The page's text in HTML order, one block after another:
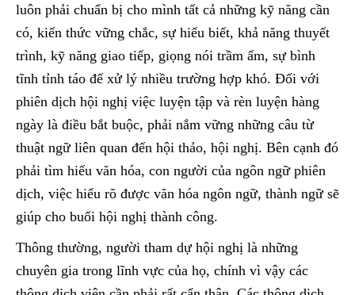
luôn phải chuẩn bị cho mình tất cả những kỹ năng cần
có, kiến thức vững chắc, sự hiểu biết, khả năng thuyết
trình, kỹ năng giao tiếp, giọng nói trầm ấm, sự bình
tĩnh tỉnh táo để xử lý nhiều trường hợp khó. Đối với
phiên dịch hội nghị việc luyện tập và rèn luyện hàng
ngày là điều bắt buộc, phải nắm vững những câu từ
thuật ngữ liên quan đến hội thảo, hội nghị. Bên cạnh đó
phải tìm hiểu văn hóa, con người của ngôn ngữ phiên
dịch, việc hiểu rõ được văn hóa ngôn ngữ, thành ngữ sẽ
giúp cho buổi hội nghị thành công.
Thông thường, người tham dự hội nghị là những
chuyên gia trong lĩnh vực của họ, chính vì vậy các